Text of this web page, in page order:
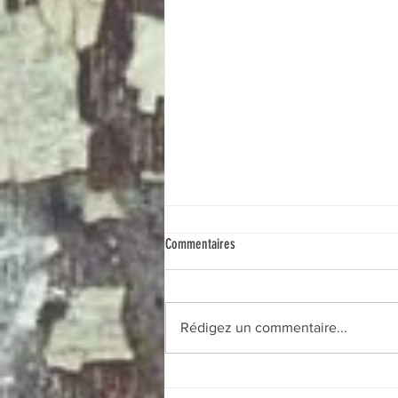
Commentaires
Rédigez un commentaire...